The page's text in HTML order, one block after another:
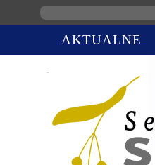
navigation
AKTUALNE